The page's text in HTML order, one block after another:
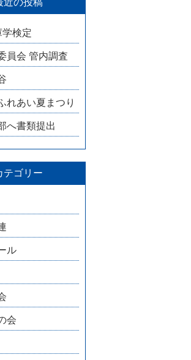
近の投稿
検定
員会 管内調査
れあい夏まつり
へ書類提出
テゴリー
ル
会